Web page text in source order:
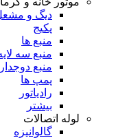
دیگ و
پکیج
منبع ها
منبع سه
منبع
پمپ ها
رادیاتور
بیشتر
لوله اتصالات
گالوانیزه